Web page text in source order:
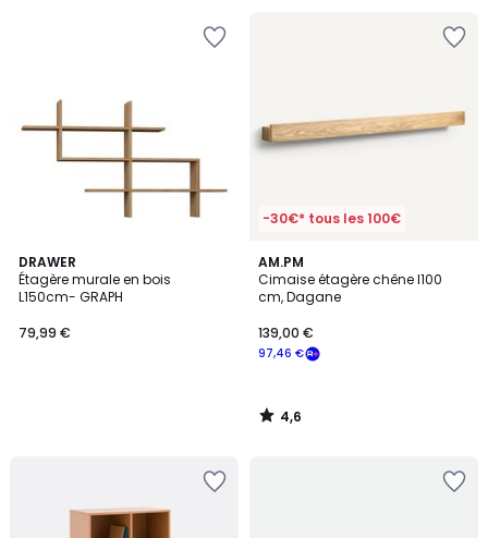
DRAWER
Étagère murale en bois
L150cm- GRAPH
79,99 €
-30€* tous les 100€
AM.PM
Cimaise étagère chêne l100
cm, Dagane
97,46 €
139,00 €
4,6
/ 5
4,6
/